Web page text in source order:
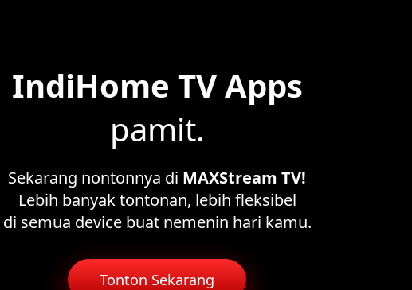
IndiHome TV Apps
pamit.
Sekarang nontonnya di MAXStream TV!
Lebih banyak tontonan, lebih fleksibel
di semua device buat nemenin hari kamu.
Tonton Sekarang